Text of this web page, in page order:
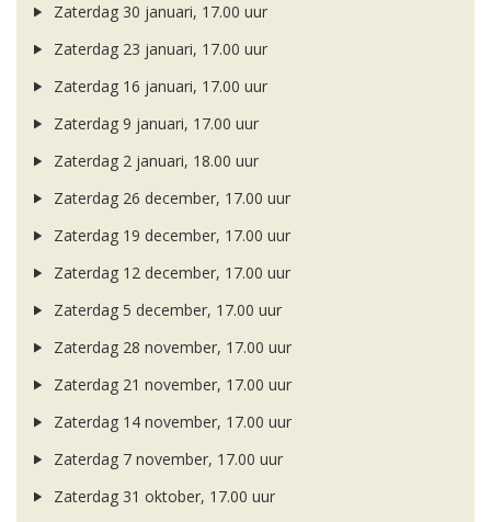
Zaterdag 30 januari, 17.00 uur
Zaterdag 23 januari, 17.00 uur
Zaterdag 16 januari, 17.00 uur
Zaterdag 9 januari, 17.00 uur
Zaterdag 2 januari, 18.00 uur
Zaterdag 26 december, 17.00 uur
Zaterdag 19 december, 17.00 uur
Zaterdag 12 december, 17.00 uur
Zaterdag 5 december, 17.00 uur
Zaterdag 28 november, 17.00 uur
Zaterdag 21 november, 17.00 uur
Zaterdag 14 november, 17.00 uur
Zaterdag 7 november, 17.00 uur
Zaterdag 31 oktober, 17.00 uur